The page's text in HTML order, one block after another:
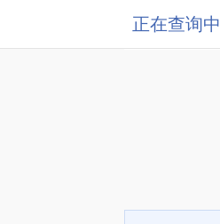
正在查询中